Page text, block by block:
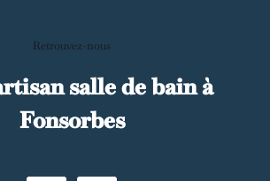
Retrouvez-nous
salle de bain à
Fonsorbes